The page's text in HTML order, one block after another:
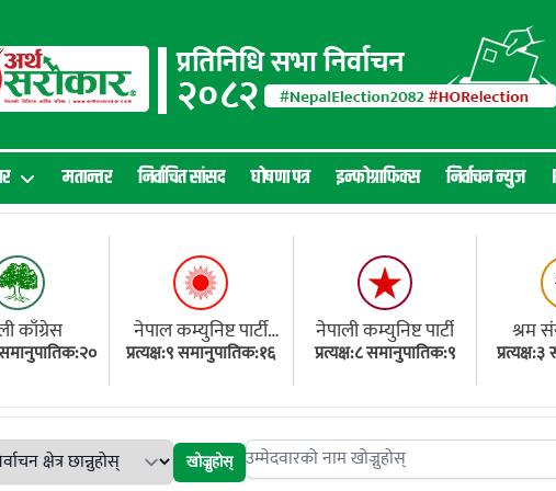
मतान्तर निर्वाचित सांसद घोषणा पत्र इन्फोग्राफिक्स निर्वाचन न्युज
काँग्रेस
समानुपातिक:२०
नेपाल कम्युनिष्ट पार्टी
(एमाले)
प्रत्यक्ष:९ समानुपातिक:१६
नेपाली कम्युनिष्ट पार्टी
प्रत्यक्ष:८ समानुपातिक:९
श्रम
खोज्नुहोस् Search candidates